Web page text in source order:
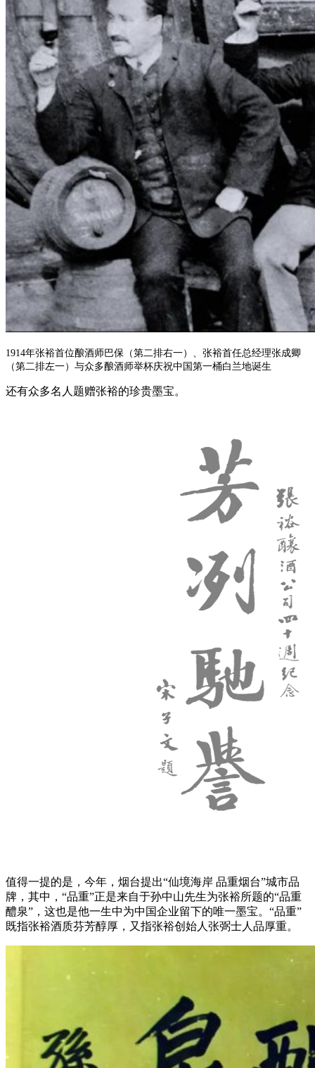
1914年张裕首位酿酒师巴保（第二排右一）、张裕首任总经理张成卿
（第二排左一）与众多酿酒师举杯庆祝中国第一桶白兰地诞生
还有众多名人题赠张裕的珍贵墨宝。
值得一提的是，今年，烟台提出“仙境海岸 品重烟台”城市品
牌，其中，“品重”正是来自于孙中山先生为张裕所题的“品重
醴泉”，这也是他一生中为中国企业留下的唯一墨宝。“品重”
既指张裕酒质芬芳醇厚，又指张裕创始人张弼士人品厚重。